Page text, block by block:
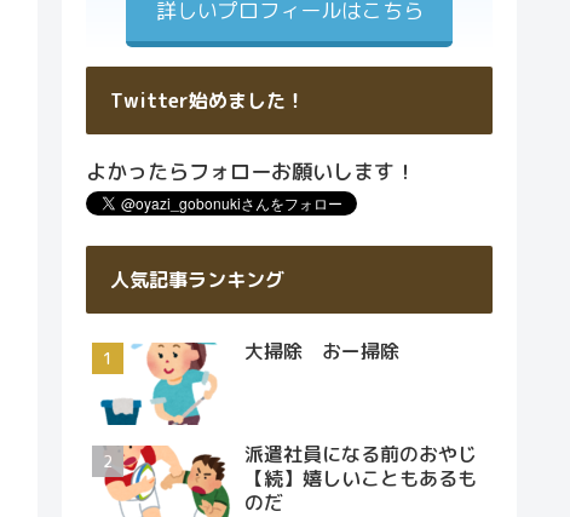
詳しいプロフィールはこちら
Twitter始めました！
よかったらフォローお願いします！
人気記事ランキング
大掃除 おー掃除
派遣社員になる前のおやじ
【続】嬉しいこともあるも
のだ